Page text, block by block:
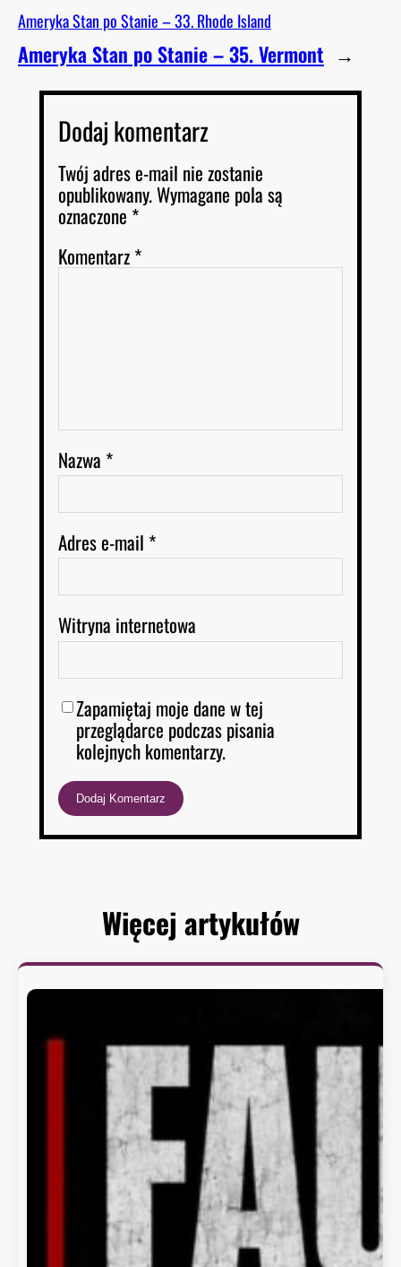
Ameryka Stan po Stanie – 33. Rhode Island
Ameryka Stan po Stanie – 35. Vermont →
Dodaj komentarz
Twój adres e-mail nie zostanie
opublikowany.Wymagane pola są
oznaczone *
Komentarz*
Nazwa *
Adres e-mail *
Witryna internetowa
Zapamiętaj moje dane w tej
przeglądarce podczas pisania
kolejnych komentarzy.
Więcej artykułów